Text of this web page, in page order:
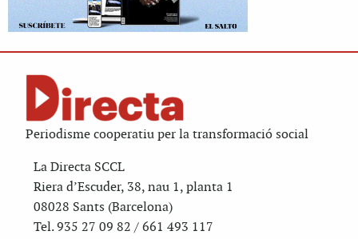
Periodisme cooperatiu per la transformació social
La Directa SCCL
Riera d’Escuder, 38, nau 1, planta 1
08028 Sants (Barcelona)
Tel. 935 27 09 82 / 661 493 117